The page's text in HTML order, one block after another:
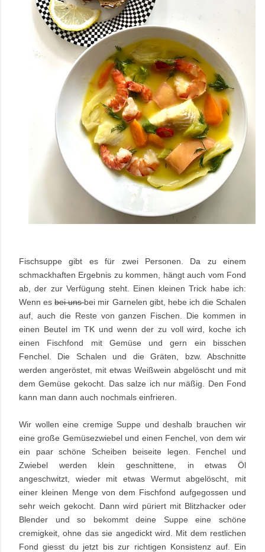
Fischsuppe gibt es für zwei Personen. Da zu einem
schmackhaften Ergebnis zu kommen, hängt auch vom Fond
ab, der zur Verfügung steht. Einen kleinen Trick habe ich:
Wenn esbei unsbei mir Garnelen gibt, hebe ich die Schalen
auf, auch die Reste von ganzen Fischen. Die kommen in
einen Beutel im TK und wenn der zu voll wird, koche ich
einen Fischfond mit Gemüse und gern ein bisschen
Fenchel. Die Schalen und die Gräten, bzw. Abschnitte
werden angeröstet, mit etwas Weißwein abgelöscht und mit
dem Gemüse gekocht. Das salze ich nur mäßig. Den Fond
kann man dann auch nochmals einfrieren.
Wir wollen eine cremige Suppe und deshalb brauchen wir
eine große Gemüsezwiebel und einen Fenchel, von dem wir
ein paar schöne Scheiben beiseite legen. Fenchel und
Zwiebel werden klein geschnittene, in etwas Öl
angeschwitzt, wieder mit etwas Wermut abgelöscht, mit
einer kleinen Menge von dem Fischfond aufgegossen und
sehr weich gekocht. Dann wird püriert mit Blitzhacker oder
Blender und so bekommt deine Suppe eine schöne
cremigkeit, ohne das sie angedickt wird. Mit dem restlichen
Fond giesst du jetzt bis zur richtigen Konsistenz auf. Ein